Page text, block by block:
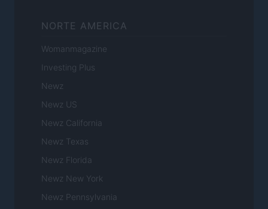
NORTE AMERICA
Womanmagazine
Investing Plus
Newz
Newz US
Newz California
Newz Texas
Newz Florida
Newz New York
Newz Pennsylvania